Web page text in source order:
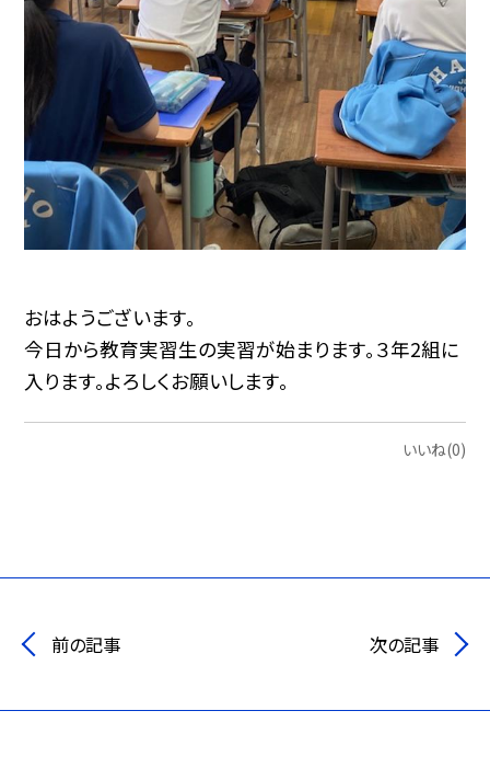
おはようございます。
今日から教育実習生の実習が始まります。３年2組に
入ります。よろしくお願いします。
いいね(0)
前の記事 次の記事